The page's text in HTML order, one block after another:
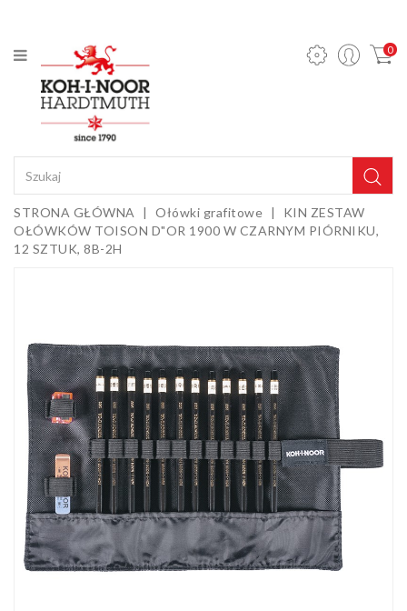
Ołówki
mechaniczne
i wkłady
Ołówki
grafitowe
Kredki
Pastele,
węgle,
media i
dodatki
Sztalugi i
podobrazia
Bloki,
papiery
i kalki
Kolorowanki
Poradniki
do nauki
rysunku
Pędzle
0
STRONA GŁÓWNA Ołówki grafitowe
KIN ZESTAW
OŁÓWKÓW TOISON D"OR 1900 W CZARNYM PIÓRNIKU,
12 SZTUK, 8B-2H